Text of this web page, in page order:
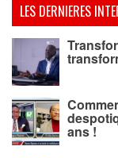
LES DERNIERES
ans !